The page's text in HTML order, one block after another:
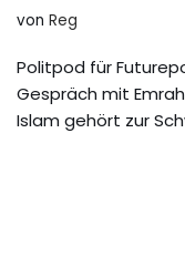
von Reg
Politpod für
Gespräch mit
Islam gehört zur